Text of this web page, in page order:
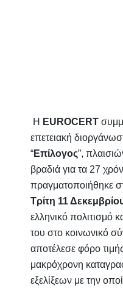
Η EUROCERT
επετειακή
“Επίλογος”,
βραδιά για τα 27
πραγματοποιήθηκε
Τρίτη 11
ελληνικό πολιτισμό
του στο κοινωνικό
αποτέλεσε φόρο
μακρόχρονη
εξελίξεων με την